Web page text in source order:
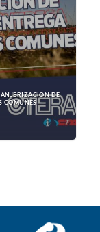
DE
COMUNES